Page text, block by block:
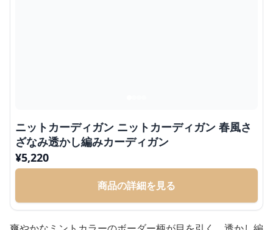
ニットカーディガン ニットカーディガン 春風さ
ざなみ透かし編みカーディガン
¥5,220
商品の詳細を見る